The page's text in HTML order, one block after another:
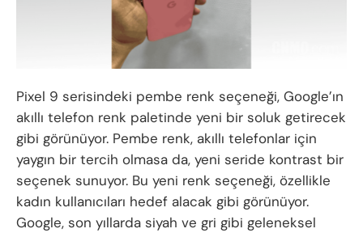
Pixel 9 serisindeki pembe renk seçeneği, Google’ın
akıllı telefon renk paletinde yeni bir soluk getirecek
gibi görünüyor. Pembe renk, akıllı telefonlar için
yaygın bir tercih olmasa da, yeni seride kontrast bir
seçenek sunuyor. Bu yeni renk seçeneği, özellikle
kadın kullanıcıları hedef alacak gibi görünüyor.
Google, son yıllarda siyah ve gri gibi geleneksel